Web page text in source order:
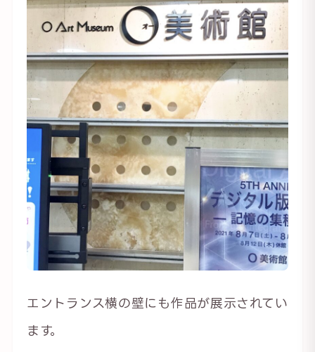
エントランス横の壁にも作品が展示されてい
ます。